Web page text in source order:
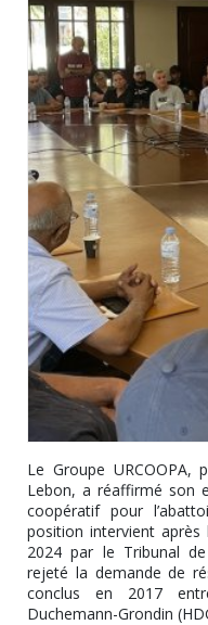
Le Groupe
Lebon, a réaffirmé son
coopératif pour
position intervient
2024 par le Tribunal
rejeté la demande de
conclus en 2017
Duchemann-Grondin